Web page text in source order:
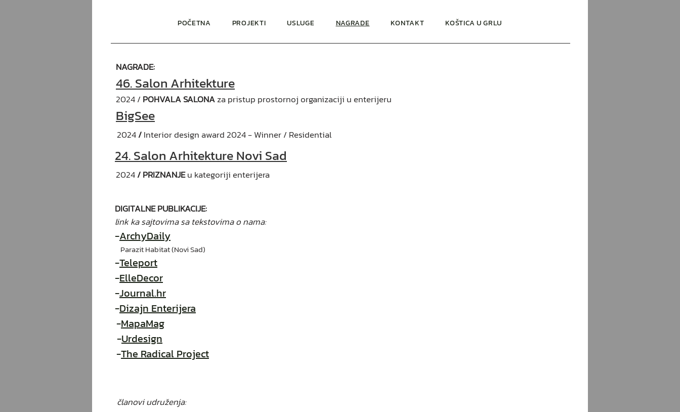
POČETNA PROJEKTI USLUGE NAGRADE KONTAKT KOŠTICA U GRLU
NAGRADE:
46. Salon Arhitekture
2024 / POHVALA SALONAza pristup prostornoj organizaciji u enterijeru
BigSee
2024/Interior design award 2024 - Winner / Residential
24. Salon Arhitekture Novi Sad
2024/ PRIZNANJEu kategoriji enterijera
DIGITALNE PUBLIKACIJE:
link ka sajtovima sa tekstovima o nama:
-ArchyDaily
Parazit Habitat (Novi Sad)
-Teleport
-ElleDecor
-Journal.hr
-Dizajn Enterijera
-MapaMag
-Urdesign
-The Radical Project
članovi udruženja: